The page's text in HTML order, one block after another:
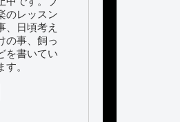
のレッスン
、日頃考え
の事、飼っ
を書いてい
。